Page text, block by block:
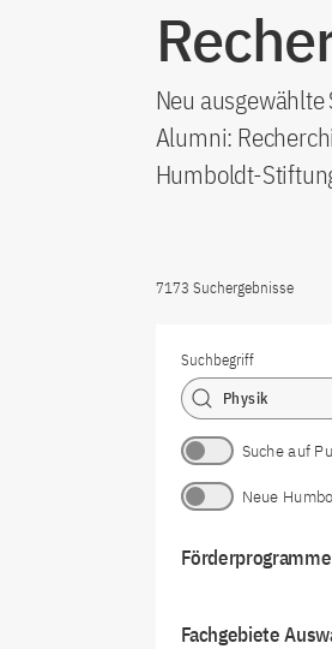
Neu
Alumni:
Humboldt-
7173 Suchergebnisse
Suchbegriff
Suche auf
Neue
Förderprogramme
Fachgebiete